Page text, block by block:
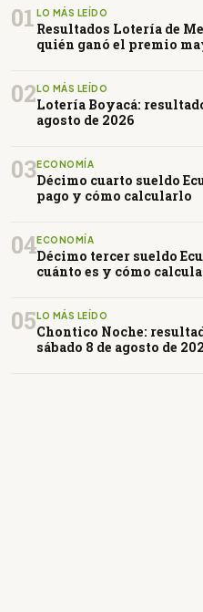
01 LO MÁS LEÍDO
Resultados Lotería de
quién ganó el premio
02LO MÁS LEÍDO
Lotería Boyacá:
agosto de 2026
03ECONOMÍA
Décimo cuarto sueldo
pago y cómo calcularlo
04ECONOMÍA
Décimo tercer sueldo
cuánto es y cómo
05LO MÁS LEÍDO
Chontico Noche:
sábado 8 de agosto de